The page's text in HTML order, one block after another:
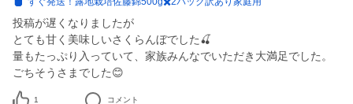
投稿が遅くなりましたが
とても甘く美味しいさくらんぼでした🍒
量もたっぷり入っていて、家族みんなでいただき大満足でした。
1 コメント